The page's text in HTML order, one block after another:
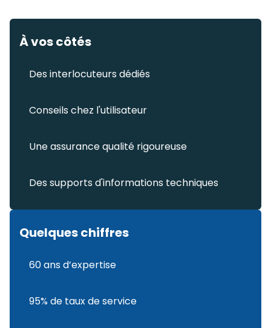
À vos côtés
Des interlocuteurs dédiés
Conseils chez l'utilisateur
Une assurance qualité rigoureuse
Des supports d'informations techniques
Quelques chiffres
60 ans d’expertise
95% de taux de service